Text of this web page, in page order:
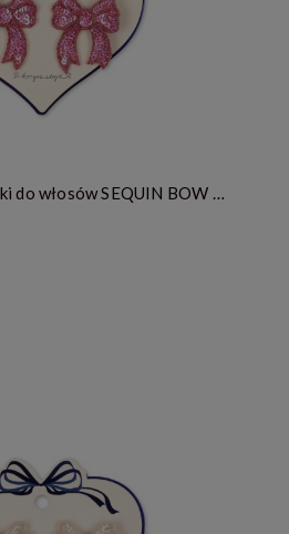
Konges Slojd - Spinki do włosów SEQUIN BOW - RAPTURE ROSE